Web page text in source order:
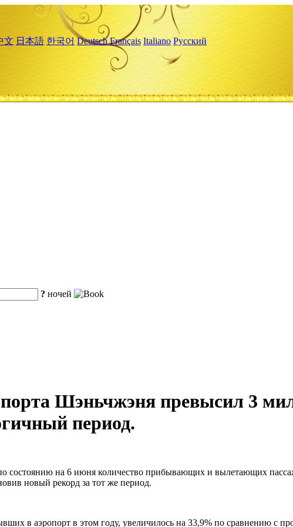
文 日本語 한국어 Deutsch Français Italiano Русский
? ночей
Шэньчжэня превысил 3
период.
состоянию на 6 июня количество прибывающих и вылетающих
новый рекорд за тот же период.
в аэропорт в этом году, увеличилось на 33,9% по сравнению с